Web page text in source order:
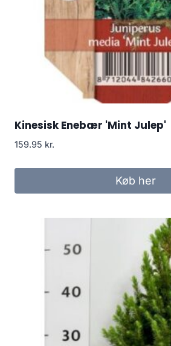
Kinesisk Enebær 'Mint Julep'
159.95 kr.
Køb her